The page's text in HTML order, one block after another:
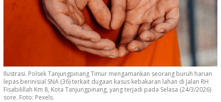
Ilustrasi. Polsek Tanjungpinang Timur mengamankan seorang buruh harian
lepas berinisial SNA (36) terkait dugaan kasus kebakaran lahan di Jalan RH
Fisabilillah Km 8, Kota Tanjungpinang, yang terjadi pada Selasa (24/3/2026)
sore. Foto: Pexels.